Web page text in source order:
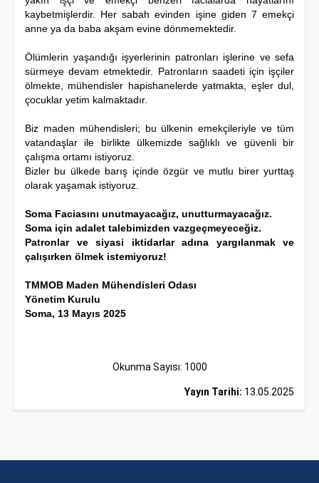
kaybetmişlerdir. Her sabah evinden işine giden 7 emekçi
anne ya da baba akşam evine dönmemektedir.
Ölümlerin yaşandığı işyerlerinin patronları işlerine ve sefa
sürmeye devam etmektedir. Patronların saadeti için işçiler
ölmekte, mühendisler hapishanelerde yatmakta, eşler dul,
çocuklar yetim kalmaktadır.
Biz maden mühendisleri; bu ülkenin emekçileriyle ve tüm
vatandaşlar ile birlikte ülkemizde sağlıklı ve güvenli bir
çalışma ortamı istiyoruz.
Bizler bu ülkede barış içinde özgür ve mutlu birer yurttaş
olarak yaşamak istiyoruz.
Soma Faciasını unutmayacağız, unutturmayacağız.
Soma için adalet talebimizden vazgeçmeyeceğiz.
Patronlar ve siyasi iktidarlar adına yargılanmak ve
çalışırken ölmek istemiyoruz!
TMMOB Maden Mühendisleri Odası
Yönetim Kurulu
Soma, 13 Mayıs 2025
Okunma Sayısı: 1000
Yayın Tarihi: 13.05.2025